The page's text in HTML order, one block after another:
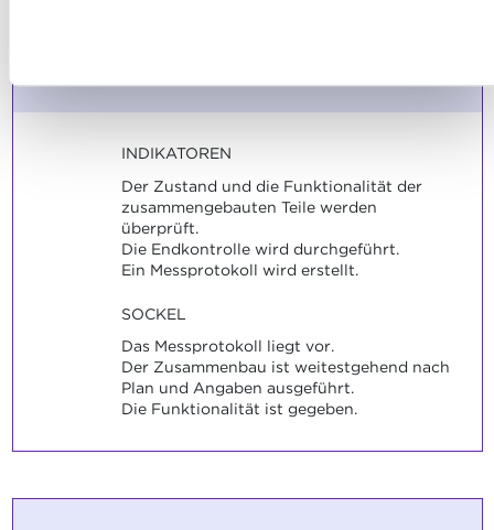
INDIKATOREN
Der Zustand und die Funktionalität der
zusammengebauten Teile werden
überprüft.
Die Endkontrolle wird durchgeführt.
Ein Messprotokoll wird erstellt.
SOCKEL
Das Messprotokoll liegt vor.
Der Zusammenbau ist weitestgehend nach
Plan und Angaben ausgeführt.
Die Funktionalität ist gegeben.